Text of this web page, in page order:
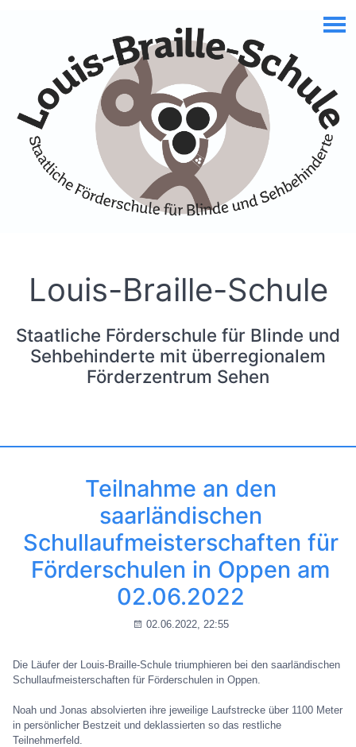
Louis-Braille-Schule
Staatliche Förderschule für Blinde und
Sehbehinderte mit überregionalem
Förderzentrum Sehen
Teilnahme an den
saarländischen
Schullaufmeisterschaften für
Förderschulen in Oppen am
02.06.2022
02.06.2022, 22:55
Die Läufer der Louis-Braille-Schule triumphieren bei den saarländischen
Schullaufmeisterschaften für Förderschulen in Oppen.
Noah und Jonas absolvierten ihre jeweilige Laufstrecke über 1100 Meter
in persönlicher Bestzeit und deklassierten so das restliche
Teilnehmerfeld.